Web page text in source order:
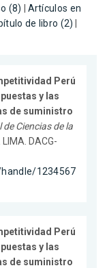
(8)
Artículos en
de libro (2)
Perú
y las
de suministro
Ciencias de la
LIMA. DACG-
1234567
Perú
y las
de suministro